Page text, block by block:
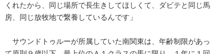
くれたから、同じ場所で長生きしてほしくて、ダビテと同じ馬
房、同じ放牧地で繋養しているんです」
サウンドトゥルーが所属していた南関東は、年齢制限があっ